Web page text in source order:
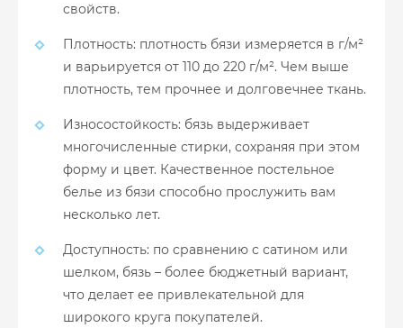
свойств.
Плотность: плотность бязи измеряется в г/м²
и варьируется от 110 до 220 г/м². Чем выше
плотность, тем прочнее и долговечнее ткань.
Износостойкость: бязь выдерживает
многочисленные стирки, сохраняя при этом
форму и цвет. Качественное постельное
белье из бязи способно прослужить вам
несколько лет.
Доступность: по сравнению с сатином или
шелком, бязь – более бюджетный вариант,
что делает ее привлекательной для
широкого круга покупателей.